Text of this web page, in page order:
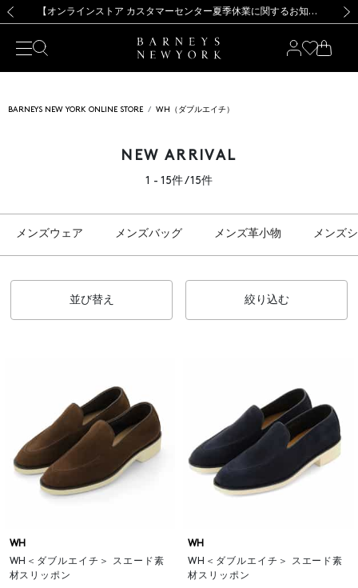
新規登録のお客様も対象！＜MY BARNEYS＞会員のお客様は11,000円（税込）以上のお買上げで常時送料無料！お買い物の際は会員登録を！
【夏季休業に伴う出荷一時停止のお知らせ】(2026.8.7) 【オンラインストア カスタマーセンター夏季休業に関するお知らせ】（2026.8.7）
【夏季休業に伴う返品・交換承り一時停止のお知らせ】（2026.8.5）
熊本県を中心とした地震の影響によるお荷物のお届けについて
【開催中】SUMMER SALEのご案内・ご注意事項 新規登録のお客様も対象！＜MY BARNEYS＞会員のお客様は11,000円（税込）以上のお買上げで常時送料無料！お買い物の際は会員登録を！
【夏季休業に伴う出荷一時停止のお知らせ】(2026.8.7)
BARNEYS NEW YORK ONLINE STORE WH（ダブルエイチ）
NEW ARRIVAL
1 - 15件 / 15件
メンズウェア メンズバッグ メンズ革小物 メンズ
並び替え 絞り込む
WH
WH＜ダブルエイチ＞ スエード素
材スリッポン
WH
WH＜ダブルエイチ＞ スエード素
材スリッポン